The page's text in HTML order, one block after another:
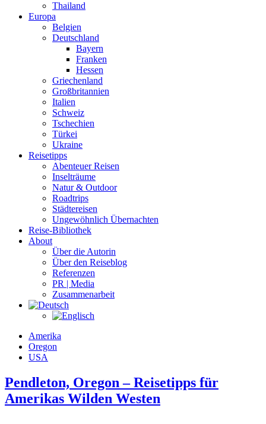
Thailand
Europa
Belgien
Deutschland
Bayern
Franken
Hessen
Griechenland
Großbritannien
Italien
Schweiz
Tschechien
Türkei
Ukraine
Reisetipps
Abenteuer Reisen
Inselträume
Natur & Outdoor
Roadtrips
Städtereisen
Ungewöhnlich Übernachten
Reise-Bibliothek
About
Über die Autorin
Über den Reiseblog
Referenzen
PR | Media
Zusammenarbeit
Amerika
Oregon
USA
Pendleton, Oregon – Reisetipps für
Amerikas Wilden Westen